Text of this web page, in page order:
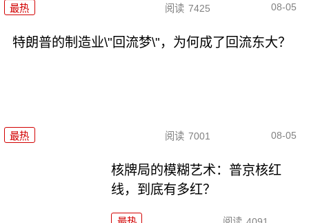
最热 阅读 7425 08-05
特朗普的制造业\"回流梦\"，为何成了回流东大？
最热 阅读 7001 08-05
核牌局的模糊艺术：普京核红
线，到底有多红？